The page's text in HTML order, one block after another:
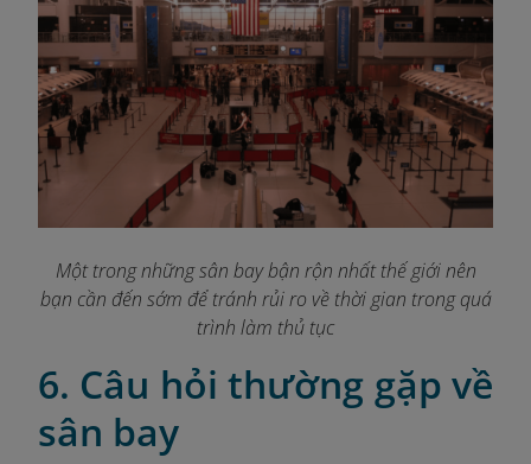
Một trong những sân bay bận rộn nhất thế giới nên
bạn cần đến sớm để tránh rủi ro về thời gian trong quá
trình làm thủ tục
6. Câu hỏi thường gặp về
sân bay